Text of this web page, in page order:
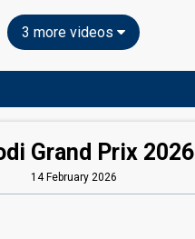
3 more videos
Grand Prix 2026
14 February 2026